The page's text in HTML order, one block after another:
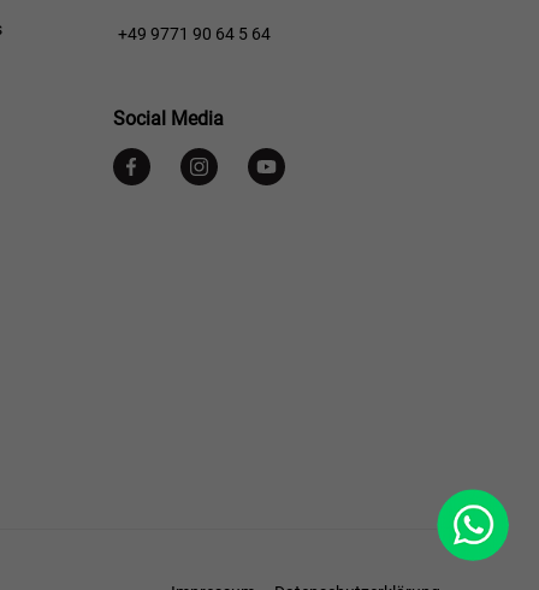
+49 9771 90 64 5 64
Social Media
WhatsApp
Footer